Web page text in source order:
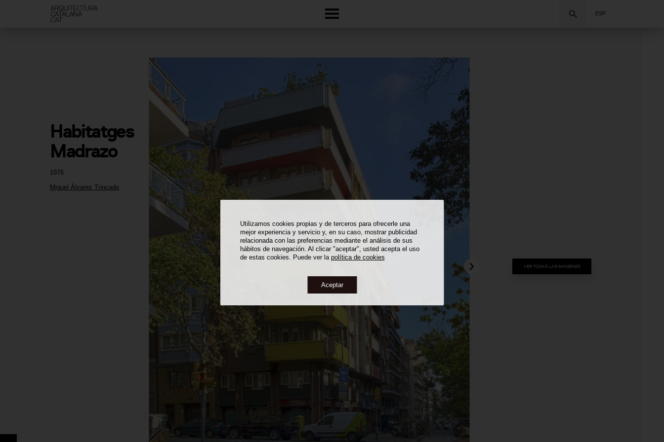
Utilizamos cookies propias y de terceros para ofrecerle una
mejor experiencia y servicio y, en su caso, mostrar publicidad
relacionada con las preferencias mediante el análisis de sus
hábitos de navegación. Al clicar "aceptar", usted acepta el uso
de estas cookies. Puede ver la política de cookies
Aceptar
ESP
1976
Miguel Álvarez Trincado
Habitatges
Madrazo
VER TODAS LAS IMÁGENES